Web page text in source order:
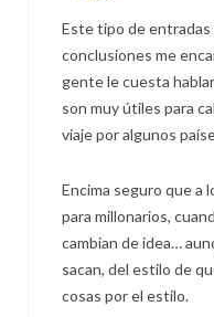
Este tipo de
conclusiones me
gente le cuesta
son muy útiles para
viaje por algunos
Encima seguro que a
para millonarios,
cambian de idea…
sacan, del estilo de
cosas por el estilo.